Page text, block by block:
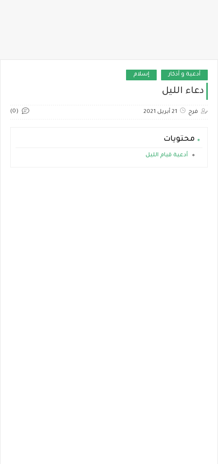
أدعية و أذكار إسلام
دعاء الليل
فرح 21 أبريل 2021 (0)
محتويات
أدعية قيام الليل